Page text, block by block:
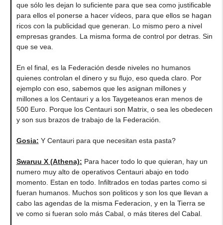
que sólo les dejan lo suficiente para que sea como justificable
para ellos el ponerse a hacer vídeos, para que ellos se hagan
ricos con la publicidad que generan. Lo mismo pero a nivel
empresas grandes. La misma forma de control por detras. Sin
que se vea.
En el final, es la Federación desde niveles no humanos
quienes controlan el dinero y su flujo, eso queda claro. Por
ejemplo con eso, sabemos que les asignan millones y
millones a los Centauri y a los Taygeteanos eran menos de
500 Euro. Porque los Centauri son Matrix, o sea les obedecen
y son sus brazos de trabajo de la Federación.
Gosia: Y Centauri para que necesitan esta pasta?
Swaruu X (Athena): Para hacer todo lo que quieran, hay un
numero muy alto de operativos Centauri abajo en todo
momento. Estan en todo. Infiltrados en todas partes como si
fueran humanos. Muchos son politicos y son los que llevan a
cabo las agendas de la misma Federacion, y en la Tierra se
ve como si fueran solo más Cabal, o más titeres del Cabal.